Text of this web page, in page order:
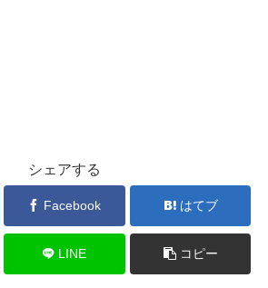
シェアする
Facebook はてブ
LINE コピー